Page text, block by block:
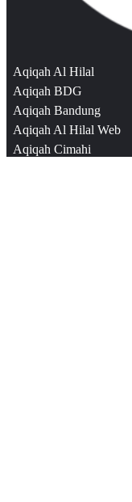
Aqiqah Al Hilal
Aqiqah BDG
Aqiqah Bandung
Aqiqah Al Hilal Web
Aqiqah Cimahi